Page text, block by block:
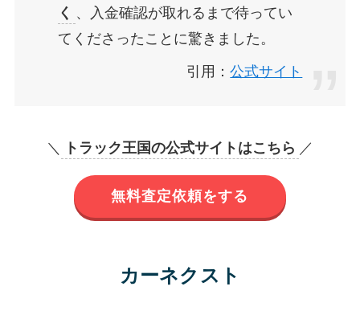
く 、入金確認が取れるまで待ってい
てくださったことに驚きました。
引用：公式サイト
＼ トラック王国の公式サイトはこちら ／
無料査定依頼をする
カーネクスト